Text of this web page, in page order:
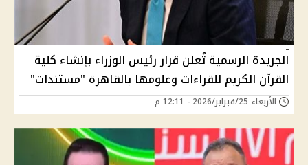
الجريدة الرسمية تُعلن قرار رئيس الوزراء بإنشاء كلية
القرآن الكريم للقراءات وعلومها بالقاهرة "مستندات"
الأربعاء 25/فبراير/2026 - 12:11 م